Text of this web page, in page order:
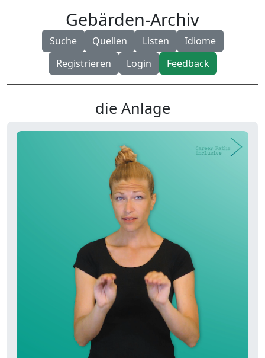
Gebärden-Archiv
Suche Quellen Listen
Idiome
Registrieren
Login Feedback
die Anlage